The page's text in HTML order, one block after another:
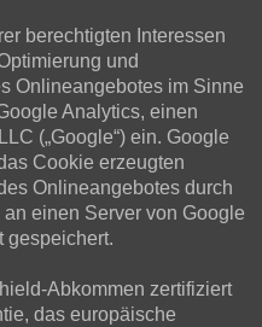
berechtigten Interessen
und
Onlineangebotes im Sinne
Analytics, einen
(„Google“) ein. Google
Cookie erzeugten
Onlineangebotes durch
einen Server von Google
gespeichert.
Abkommen zertifiziert
das europäische